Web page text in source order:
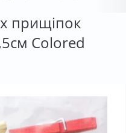
прищіпок
Colored